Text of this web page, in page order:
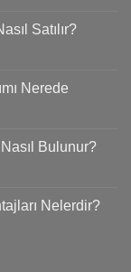
Satılır?
Nerede
Bulunur?
Nelerdir?